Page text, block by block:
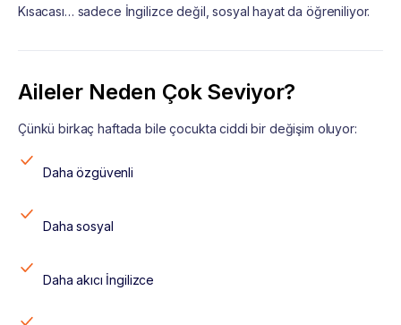
Kısacası… sadece İngilizce değil, sosyal hayat da öğreniliyor.
Aileler Neden Çok Seviyor?
Çünkü birkaç haftada bile çocukta ciddi bir değişim oluyor:
Daha özgüvenli
Daha sosyal
Daha akıcı İngilizce